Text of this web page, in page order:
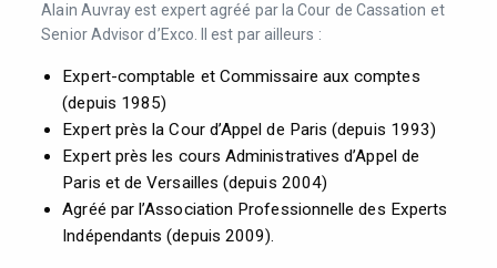
Alain Auvray est expert agréé par la Cour de Cassation et
Senior Advisor d’Exco. Il est par ailleurs :
Expert-comptable et Commissaire aux comptes
(depuis 1985)
Expert près la Cour d’Appel de Paris (depuis 1993)
Expert près les cours Administratives d’Appel de
Paris et de Versailles (depuis 2004)
Agréé par l’Association Professionnelle des Experts
Indépendants (depuis 2009).